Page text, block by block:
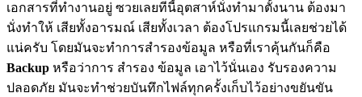
เอกสารที่ทำงานอยู่ ซวยเลยทีนี้อุตสาห์นั่งทำมาตั้งนาน ต้องมา
นั่งทำให้ เสียทั้งอารมณ์ เสียทั้งเวลา ต้องโปรแกรมนี้เลยช่วยได้
แน่ครับ โดยมันจะทำการสำรองข้อมูล หรือที่เราคุ้นกันก็คือ
Backup หรือว่าการ สำรอง ข้อมูล เอาไว้นั่นเอง รับรองความ
ปลอดภัย มันจะทำช่วยบันทึกไฟล์ทุกครั้งเก็บไว้อย่างขยันขัน